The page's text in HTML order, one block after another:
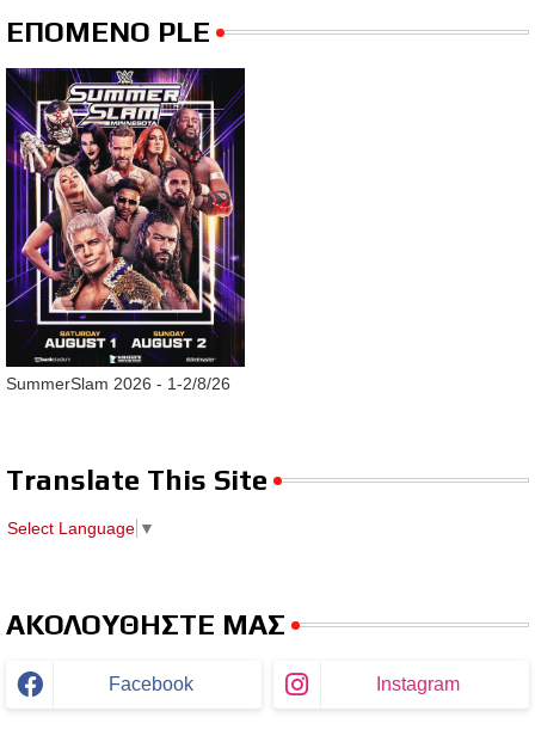
ΕΠΟΜΕΝΟ PLE
SummerSlam 2026 - 1-2/8/26
Translate This Site
Select Language ▼
ΑΚΟΛΟΥΘΗΣΤΕ ΜΑΣ
Facebook Instagram